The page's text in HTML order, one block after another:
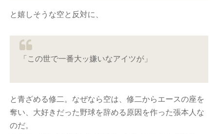
と嬉しそうな空と反対に、
「この世で一番大ッ嫌いなアイツが」
と青ざめる修二。なぜなら空は、修二からエースの座を
奪い、大好きだった野球を辞める原因を作った張本人な
のだ。